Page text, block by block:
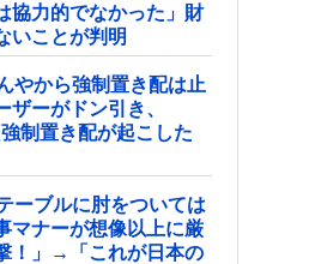
協力的でなかった」財
いことが判明
やから強制置き配は止
ーがドン引き、
制置き配が起こした
ーブルに肘をついては
マナーが想像以上に厳
！」→「これが日本の